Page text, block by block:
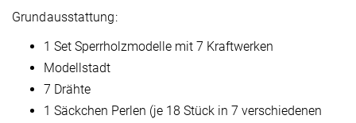
Grundausstattung:
1 Set Sperrholzmodelle mit 7 Kraftwerken
Modellstadt
7 Drähte
1 Säckchen Perlen (je 18 Stück in 7 verschiedenen